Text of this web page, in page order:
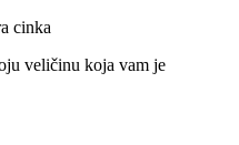
cinka
veličinu koja vam je